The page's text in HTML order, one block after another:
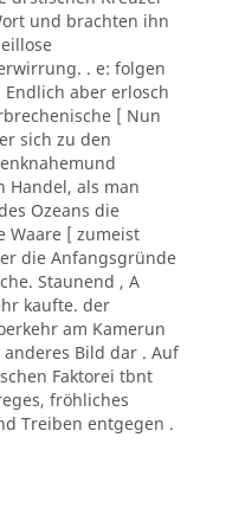
und brachten ihn
. e: folgen
Endlich aber erlosch
[ Nun
sich zu den
Handel, als man
Ozeans die
Waare [ zumeist
die Anfangsgründe
Staunend , A
kaufte. der
am Kamerun
Bild dar . Auf
Faktorei tbnt
fröhliches
Treiben entgegen .